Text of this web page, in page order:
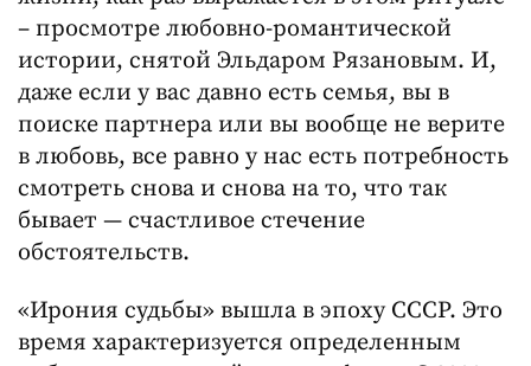
– просмотре любовно-романтической
истории, снятой Эльдаром Рязановым. И,
даже если у вас давно есть семья, вы в
поиске партнера или вы вообще не верите
в любовь, все равно у нас есть потребность
смотреть снова и снова на то, что так
бывает — счастливое стечение
обстоятельств.
«Ирония судьбы» вышла в эпоху СССР. Это
время характеризуется определенным